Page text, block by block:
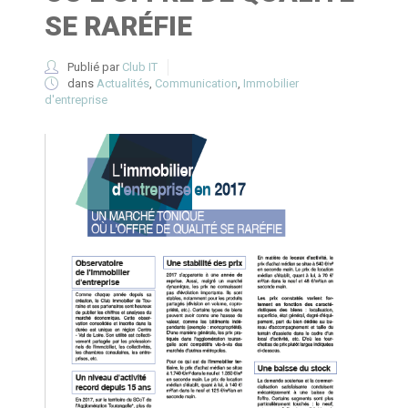
SE RARÉFIE
Publié par Club IT
dans Actualités, Communication, Immobilier
d'entreprise